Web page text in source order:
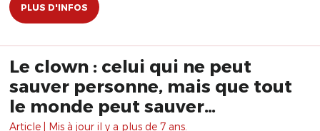
PLUS D'INFOS
Le clown : celui qui ne peut
sauver personne, mais que tout
le monde peut sauver…
Article | Mis à jour il y a plus de 7 ans.